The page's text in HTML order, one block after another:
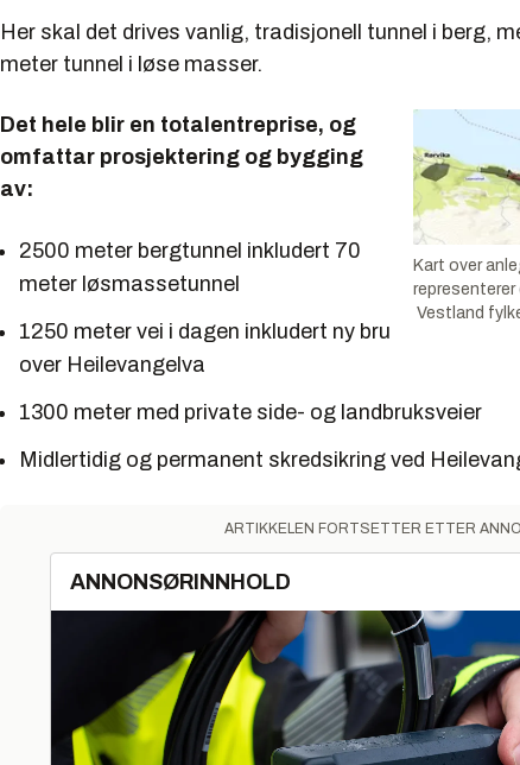
Her skal det drives vanlig, tradisjonell tunnel i berg,
meter tunnel i løse masser.
Kart over
representerer
Vestland
Det hele blir en totalentreprise, og
omfattar prosjektering og bygging
av:
2500 meter bergtunnel inkludert 70
meter løsmassetunnel
1250 meter vei i dagen inkludert ny bru
over Heilevangelva
1300 meter med private side- og landbruksveier
Midlertidig og permanent skredsikring ved
ARTIKKELEN FORTSETTER ETTER
ANNONSØRINNHOLD